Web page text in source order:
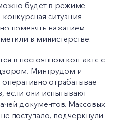
будет в режиме
ситуация
поменять нажатием
в министерстве.
в постоянном контакте с
Минтрудом и
отрабатывает
если они испытывают
документов. Массовых
поступало, подчеркнули